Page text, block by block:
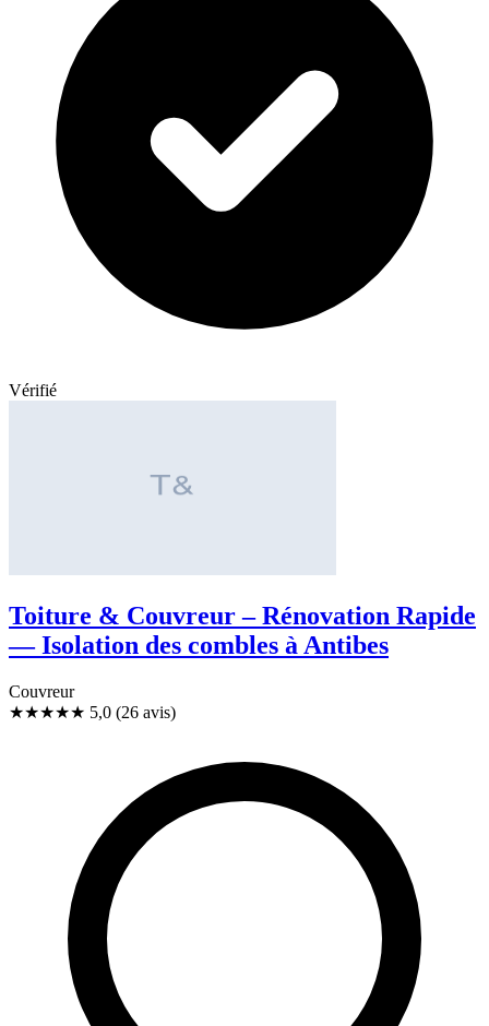
Vérifié
Toiture & Couvreur – Rénovation Rapide
— Isolation des combles à Antibes
Couvreur
★★★★★ 5,0 (26 avis)